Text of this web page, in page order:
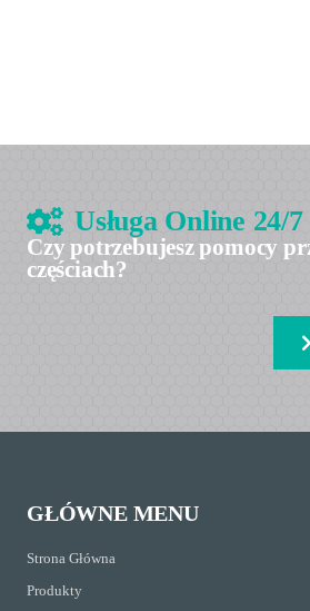
Usługa Online 24/7
Czy potrzebujesz pomocy
częściach?
GŁÓWNE MENU
Strona Główna
Produkty